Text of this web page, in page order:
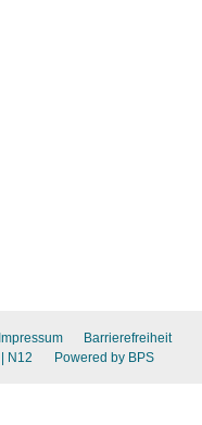
Impressum
Barrierefreiheit
| N12 Powered by BPS